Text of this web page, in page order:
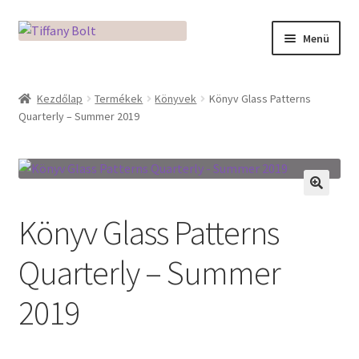
Ugrás
Kilépés
Menü
Adatkezelési tájékoztató
Az üveg világa / Workshopok
Fusingkemence beüzemelése
Hogyan használd a Mikro Boxot
Kezdőlap Termékek Könyvek
Könyv Glass Patterns
Quarterly – Summer 2019
Könyv Glass Patterns
Quarterly – Summer
2019